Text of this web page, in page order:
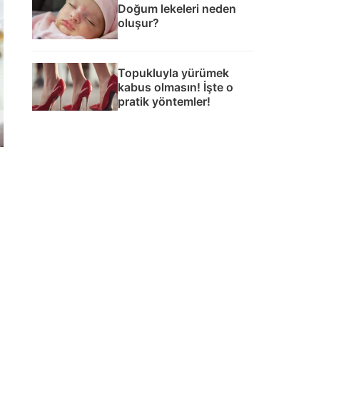
Doğum lekeleri neden
oluşur?
Topukluyla yürümek
kabus olmasın! İşte o
pratik yöntemler!